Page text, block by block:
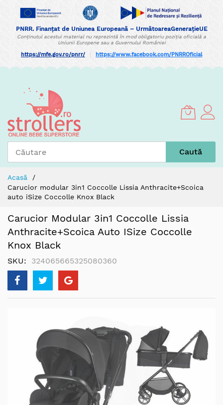
PNRR. Finanțat de Uniunea Europeană – UrmătoareaGenerațieUE
Conținutul acestui material nu reprezintă în mod obligatoriu poziția oficială a
Uniunii Europene sau a Guvernului României
https://mfe.gov.ro/pnrr/ https://www.facebook.com/PNRROficial
Content
Caută
Acasă
Carucior modular 3in1 Coccolle Lissia Anthracite+Scoica
auto iSize Coccolle Knox Black
Carucior Modular 3in1 Coccolle Lissia
Anthracite+Scoica Auto ISize Coccolle
Knox Black
SKU 324065665325080360
gallery